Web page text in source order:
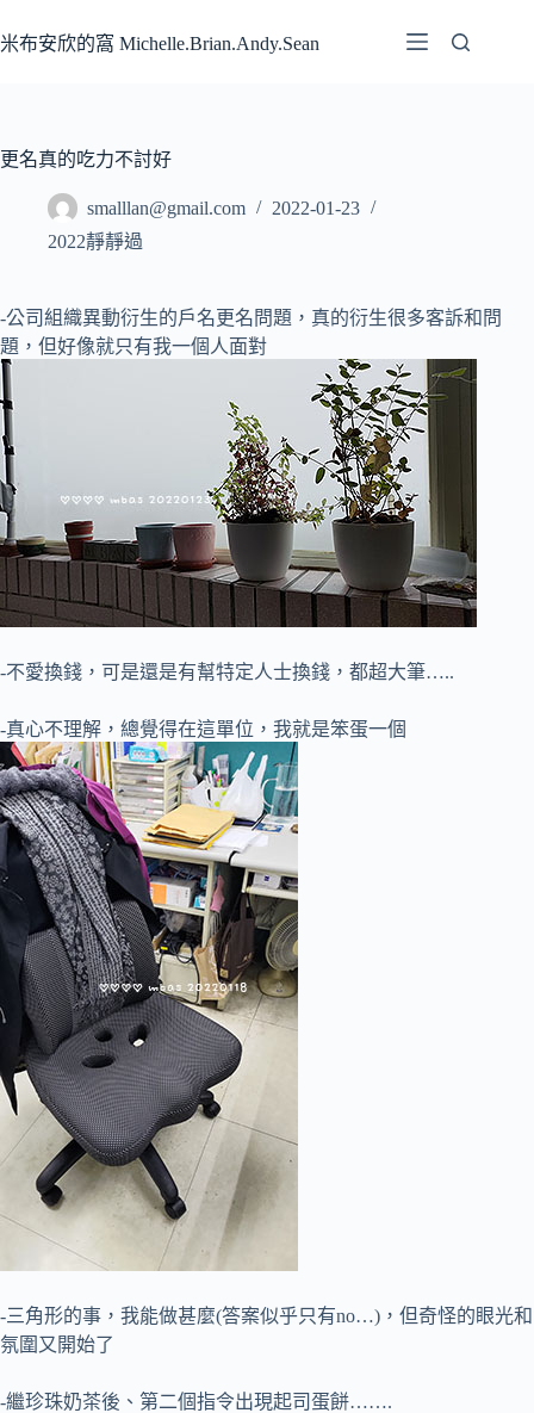
至
容
米布安欣的窩 Michelle.Brian.Andy.Sean
更名真的吃力不討好
smalllan@gmail.com
2022-01-23
2022靜靜過
-公司組織異動衍生的戶名更名問題，真的衍生很多客訴和問
題，但好像就只有我一個人面對
-不愛換錢，可是還是有幫特定人士換錢，都超大筆…..
-真心不理解，總覺得在這單位，我就是笨蛋一個
-三角形的事，我能做甚麼(答案似乎只有no…)，但奇怪的眼光和
氛圍又開始了
-繼珍珠奶茶後、第二個指令出現起司蛋餅…….